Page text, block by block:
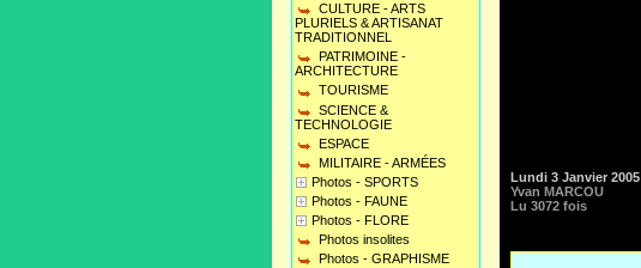
CULTURE - ARTS
PLURIELS & ARTISANAT
TRADITIONNEL
PATRIMOINE -
ARCHITECTURE
TOURISME
SCIENCE &
TECHNOLOGIE
ESPACE
MILITAIRE - ARMÉES
Photos - SPORTS
Photos - FAUNE
Photos - FLORE
Photos insolites
Photos - GRAPHISME
Lundi 3 Janvier 2005
Yvan MARCOU
Lu 3072 fois